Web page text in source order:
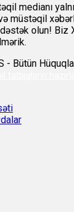
medianı
müstəqil
olun! Biz
- Bütün